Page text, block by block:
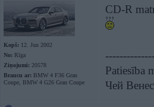
Kopš: 12. Jun 2002
No: Rīga
Ziņojumi: 20578
Braucu ar: BMW 4 F36 Gran
Coupe, BMW 4 G26 Gran Coupe
CD-R
Patiesība
Чей